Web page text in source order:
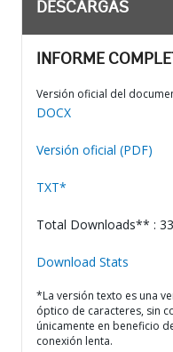
DESCARGAS
INFORME
Versión oficial del
DOCX
Versión oficial (PDF)
TXT*
Total Downloads** :
Download Stats
*La versión texto es una
óptico de caracteres, sin
únicamente en beneficio
conexión lenta.